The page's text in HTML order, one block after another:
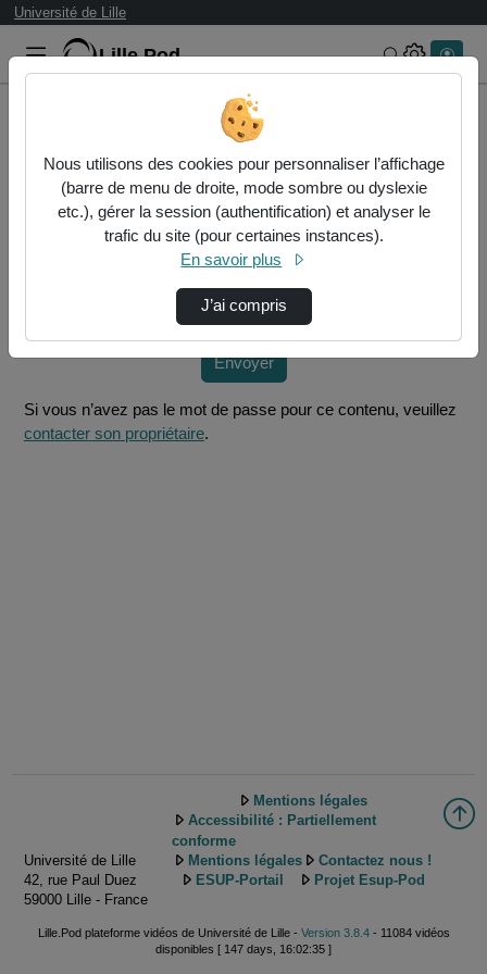
Université de Lille
Lille.Pod Rechercher
2025L3Man_StageOUALIMyriam .mp4
Mot de passe requis
Cette vidéo est protégée par un mot de passe, veuillez le
fournir et cliquez sur envoyer.
Envoyer
Si vous n’avez pas le mot de passe pour ce contenu, veuillez
contacter son propriétaire.
Université de Lille
42, rue Paul Duez
59000 Lille - France
Mentions légales
Accessibilité : Partiellement
conforme
Mentions légales
Contactez nous !
ESUP-Portail
Projet Esup-Pod
Lille.Pod plateforme vidéos de Université de Lille - Version 3.8.4- 11084 vidéos
disponibles [ 147 days, 16:02:35 ]
Nous utilisons des cookies pour personnaliser l’affichage
(barre de menu de droite, mode sombre ou dyslexie
etc.), gérer la session (authentification) et analyser le
trafic du site (pour certaines instances).
En savoir plus
J’ai compris